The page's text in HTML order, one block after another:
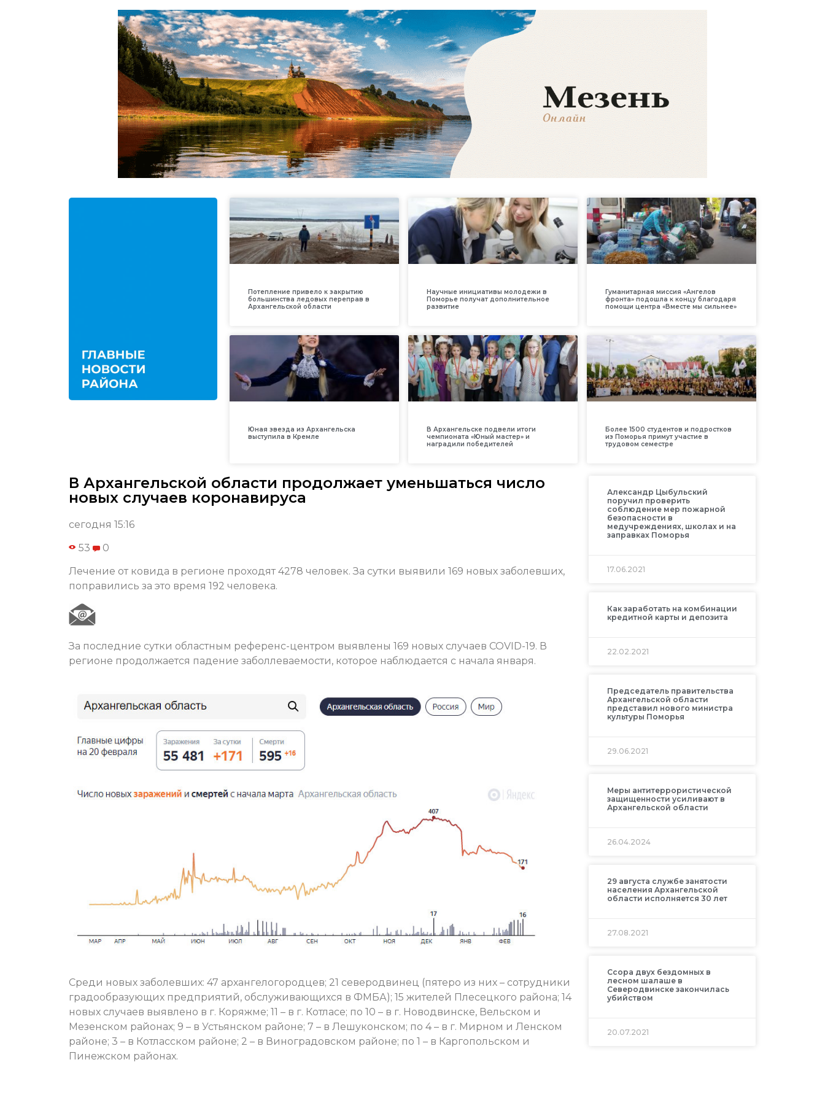
Потепление привело к закрытию
большинства ледовых переправ в
Архангельской области
Научные инициативы молодежи в
Поморье получат дополнительное
развитие
Гуманитарная миссия «Ангелов
фронта» подошла к концу благодаря
помощи центра «Вместе мы сильнее»
Юная звезда из Архангельска
выступила в Кремле
В Архангельске подвели итоги
чемпионата «Юный мастер» и
наградили победителей
Более 1500 студентов и подростков
из Поморья примут участие в
трудовом семестре
В Архангельской области продолжает уменьшаться число
новых случаев коронавируса
сегодня 15:16
53 0
Лечение от ковида в регионе проходят 4278 человек. За сутки выявили 169 новых заболевших,
поправились за это время 192 человека.
За последние сутки областным референс-центром выявлены 169 новых случаев COVID-19. В
регионе продолжается падение заболлеваемости, которое наблюдается с начала января.
Среди новых заболевших: 47 архангелогородцев; 21 северодвинец (пятеро из них – сотрудники
градообразующих предприятий, обслуживающихся в ФМБА); 15 жителей Плесецкого района; 14
новых случаев выявлено в г. Коряжме; 11 – в г. Котласе; по 10 – в г. Новодвинске, Вельском и
Мезенском районах; 9 – в Устьянском районе; 7 – в Лешуконском; по 4 – в г. Мирном и Ленском
районе; 3 – в Котласском районе; 2 – в Виноградовском районе; по 1 – в Каргопольском и
Пинежском районах.
Александр Цыбульский
поручил проверить
соблюдение мер пожарной
безопасности в
медучреждениях, школах и на
заправках Поморья
17.06.2021
Как заработать на комбинации
кредитной карты и депозита
22.02.2021
Председатель правительства
Архангельской области
представил нового министра
культуры Поморья
29.06.2021
Меры антитеррористической
защищенности усиливают в
Архангельской области
26.04.2024
29 августа службе занятости
населения Архангельской
области исполняется 30 лет
27.08.2021
Ссора двух бездомных в
лесном шалаше в
Северодвинске закончилась
убийством
20.07.2021